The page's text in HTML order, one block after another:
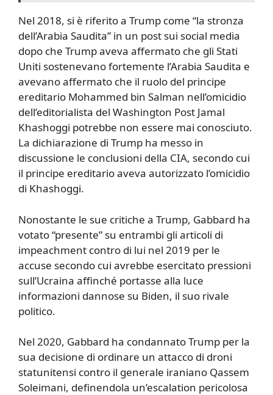
Nel 2018, si è riferito a Trump come “la stronza
dell’Arabia Saudita” in un post sui social media
dopo che Trump aveva affermato che gli Stati
Uniti sostenevano fortemente l’Arabia Saudita e
avevano affermato che il ruolo del principe
ereditario Mohammed bin Salman nell’omicidio
dell’editorialista del Washington Post Jamal
Khashoggi potrebbe non essere mai conosciuto.
La dichiarazione di Trump ha messo in
discussione le conclusioni della CIA, secondo cui
il principe ereditario aveva autorizzato l’omicidio
di Khashoggi.
Nonostante le sue critiche a Trump, Gabbard ha
votato “presente” su entrambi gli articoli di
impeachment contro di lui nel 2019 per le
accuse secondo cui avrebbe esercitato pressioni
sull’Ucraina affinché portasse alla luce
informazioni dannose su Biden, il suo rivale
politico.
Nel 2020, Gabbard ha condannato Trump per la
sua decisione di ordinare un attacco di droni
statunitensi contro il generale iraniano Qassem
Soleimani, definendola un’escalation pericolosa